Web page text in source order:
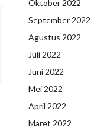
Oktober 2022
September 2022
Agustus 2022
Juli 2022
Juni 2022
Mei 2022
April 2022
Maret 2022